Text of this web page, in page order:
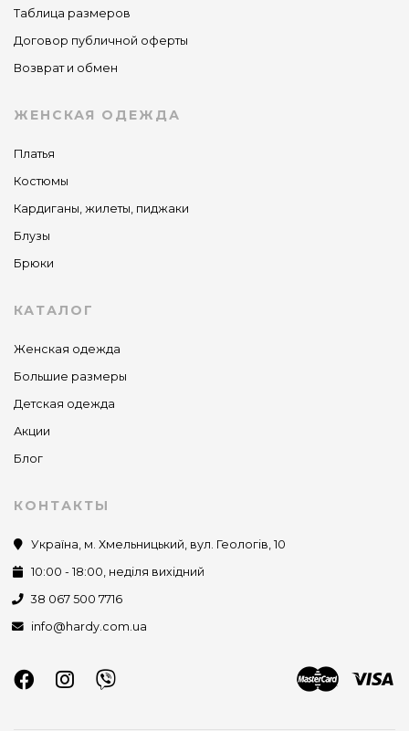
Таблица размеров
Договор публичной оферты
Возврат и обмен
ЖЕНСКАЯ ОДЕЖДА
Платья
Костюмы
Кардиганы, жилеты, пиджаки
Блузы
Брюки
КАТАЛОГ
Женская одежда
Большие размеры
Детская одежда
Акции
Блог
КОНТАКТЫ
Україна, м. Хмельницький, вул. Геологів, 10
10:00 - 18:00, неділя вихідний
38 067 500 7716
info@hardy.com.ua